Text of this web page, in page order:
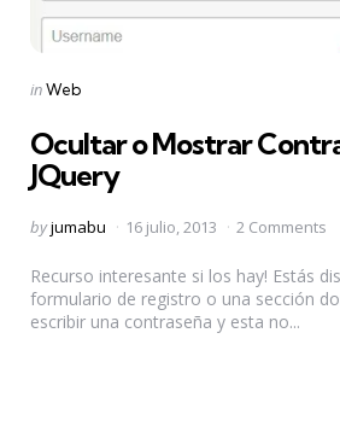
Categories
Posted
inWeb
Ocultar o Mostrar
JQuery
Posted
byjumabu 16 julio, 2013 2 Comments
Recurso interesante si los hay! Estás
formulario de registro o una sección
escribir una contraseña y esta no...